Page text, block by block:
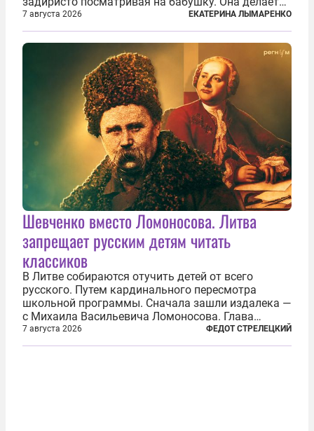
им замечание, но внуки чувствуют, что она
сердится невсерьез. И это правда: дрель, конечно,
сверлит противно, но всё...
7 августа 2026 ЕКАТЕРИНА ЛЫМАРЕНКО
Шевченко вместо Ломоносова. Литва
запрещает русским детям читать
классиков
В Литве собираются отучить детей от всего
русского. Путем кардинального пересмотра
школьной программы. Сначала зашли издалека —
с Михаила Васильевича Ломоносова. Глава
правительства Литвы Миндаугас Синкявичюс
предложил исключить его тексты из программ
7 августа 2026 ФЕДОТ СТРЕЛЕЦКИЙ